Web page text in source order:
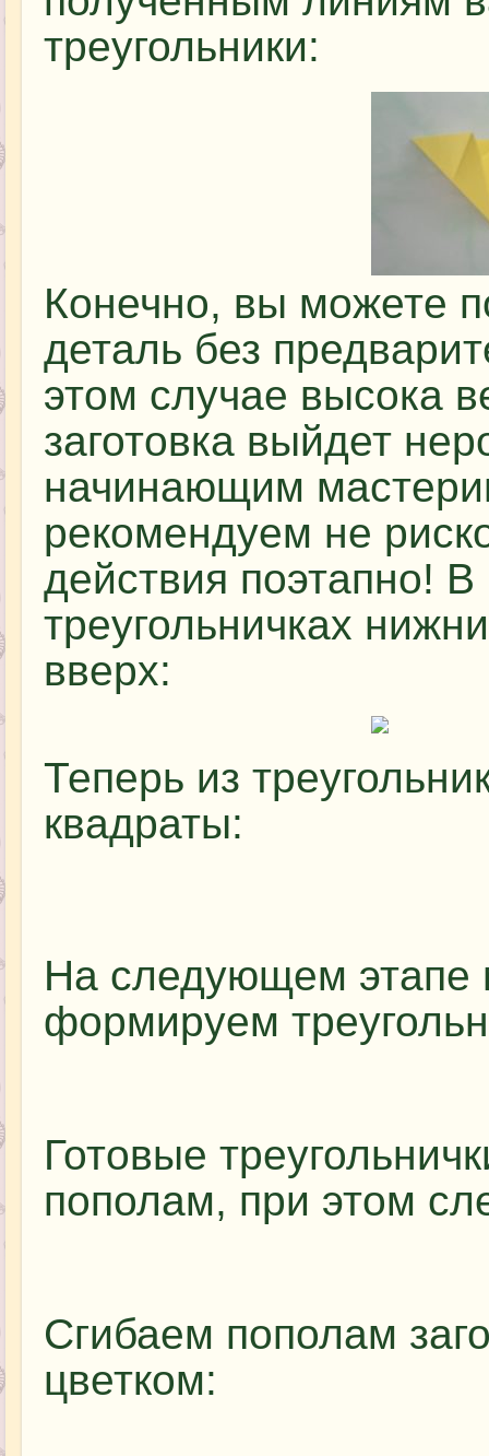
треугольники:
Конечно, вы можете
деталь без
этом случае высока
заготовка выйдет
начинающим
рекомендуем не
действия поэтапно!
треугольничках
вверх:
Теперь из
квадраты:
На следующем этапе
формируем
Готовые
пополам, при этом
Сгибаем пополам
цветком: